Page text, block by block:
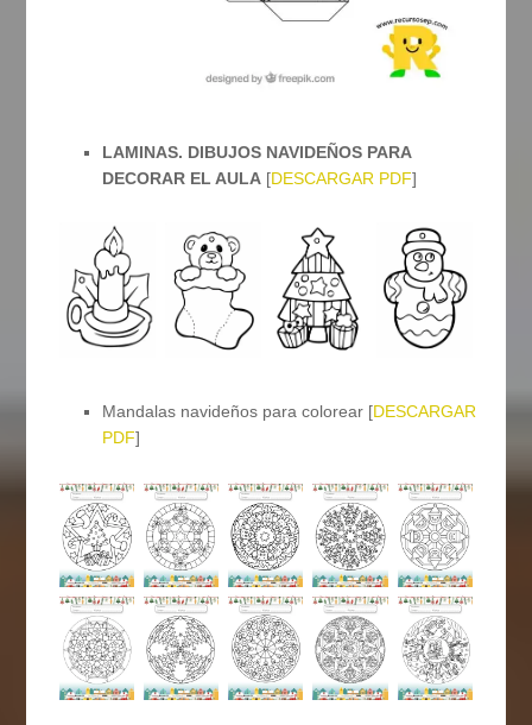
LAMINAS. DIBUJOS NAVIDEÑOS PARA
DECORAR EL AULA [DESCARGAR PDF]
Mandalas navideños para colorear [DESCARGAR
PDF]